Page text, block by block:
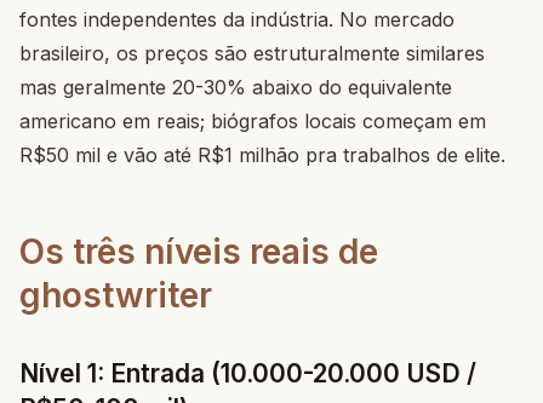
fontes independentes da indústria. No mercado
brasileiro, os preços são estruturalmente similares
mas geralmente 20-30% abaixo do equivalente
americano em reais; biógrafos locais começam em
R$50 mil e vão até R$1 milhão pra trabalhos de elite.
Os três níveis reais de
ghostwriter
Nível 1: Entrada (10.000-20.000 USD /